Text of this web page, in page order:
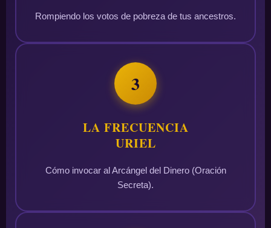
Rompiendo los votos de pobreza de tus ancestros.
3
LA FRECUENCIA
URIEL
Cómo invocar al Arcángel del Dinero (Oración
Secreta).